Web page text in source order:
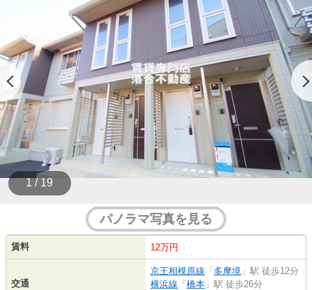
1 / 19
パノラマ写真を見る
賃料 12万円
交通
京王相模原線 「 多摩境 」駅 徒歩12分
横浜線 「 橋本 」駅 徒歩26分